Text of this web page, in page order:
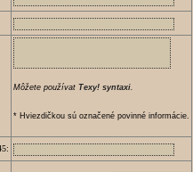
Môžete používat Texy! syntaxi.
* Hviezdičkou sú označené povinné informácie.
5: